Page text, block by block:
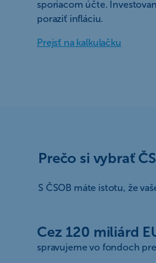
sporiacom účte.
poraziť infláciu.
Prejsť na kalkulačku
Prečo si vybrať
S ČSOB máte istotu, že
Cez 120 miliárd
spravujeme vo fondoch